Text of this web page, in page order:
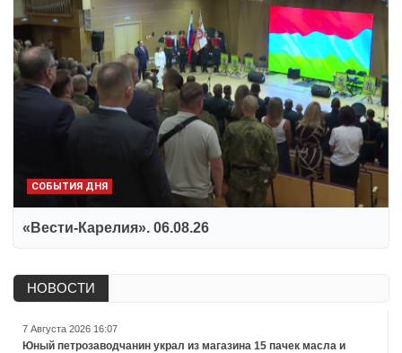
СОБЫТИЯ ДНЯ
«Вести-Карелия». 06.08.26
НОВОСТИ
7 Августа 2026 16:07
Юный петрозаводчанин украл из магазина 15 пачек масла и